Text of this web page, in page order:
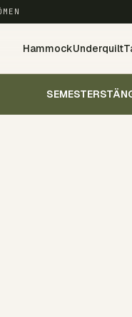
HammockUnderquilt